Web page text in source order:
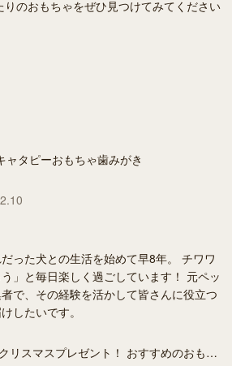
のおもちゃをぜひ見つけてみてください
ャタピーおもちゃ歯みがき
った犬との生活を始めて早8年。 チワワ
」と毎日楽しく過ごしています！ 元ペッ
者で、その経験を活かして皆さんに役立つ
したいです。
愛犬にクリスマスプレゼント！ おすすめのおもちゃ9選